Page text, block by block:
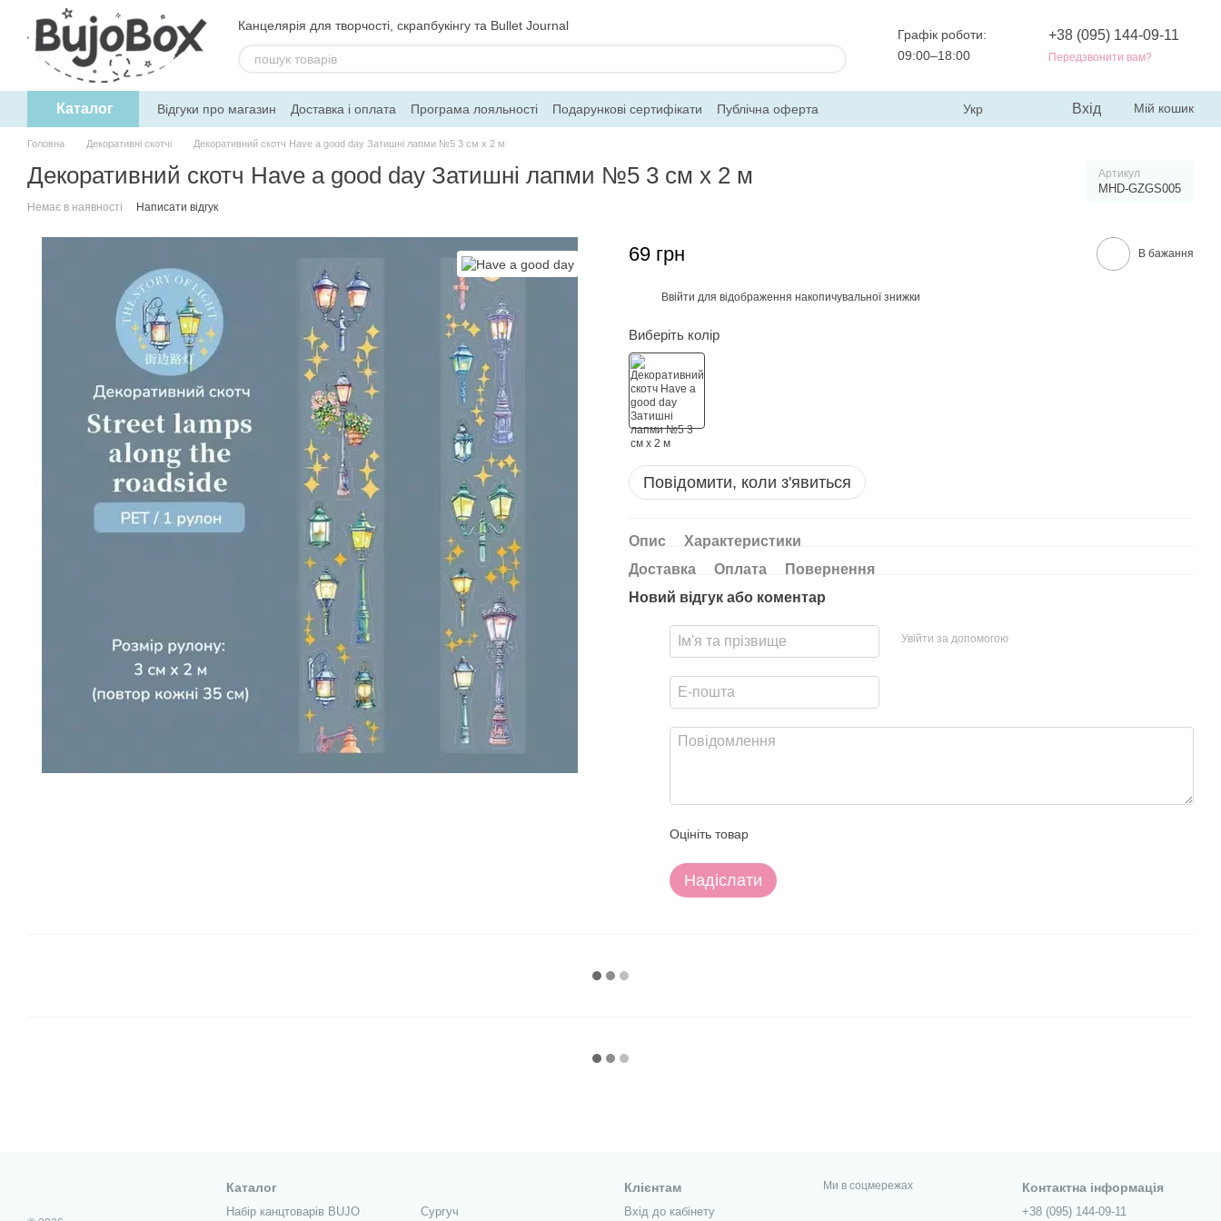
Перейти до основного контенту
Канцелярія для творчості, скрапбукінгу та Bullet Journal
Графік роботи:
09:00–18:00
+38 (095) 144-09-11
Передзвонити вам?
Каталог Відгуки про магазин Доставка і оплата Програма лояльності Подарункові сертифікати
Публічна оферта
Угода користувача
Обмін та повернення Блог Контакти Про магазин
Укр Вхід Мій кошик
Головна Декоративні скотчі Декоративний скотч Have a good day Затишні лапми №5 3 см x 2 м
Декоративний скотч Have a good day Затишні лапми №5 3 см x 2 м Артикул
MHD-GZGS005
Немає в наявності Написати відгук
69 грн В бажання
Ввійти для відображення накопичувальної знижки
Виберіть колір
Повідомити, коли з'явиться
Опис
Характеристики
Доставка
Оплата
Повернення
Новий відгук або коментар
Увійти за допомогою
Оцініть товар
Надіслати
Каталог
Набір канцтоварів BUJO Сургуч
Клієнтам
Вхід до кабінету
Ми в соцмережах Контактна інформація
+38 (095) 144-09-11